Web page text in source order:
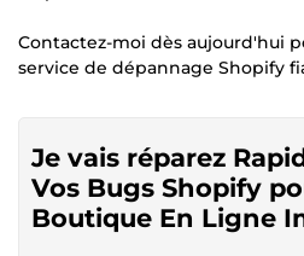
Contactez-moi dès aujourd'hui
service de dépannage Shopify
Je vais réparez
Vos Bugs Shopify
Boutique En Ligne